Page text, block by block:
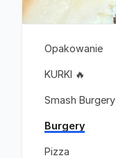
Opakowanie
KURKI 🔥
Smash Burgery
Burgery
Pizza